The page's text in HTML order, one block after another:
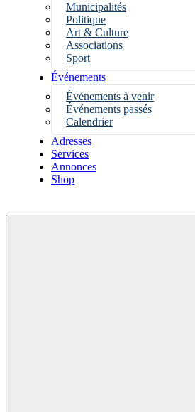
Municipalités
Politique
Art & Culture
Associations
Sport
Événements
Événements à venir
Événements passés
Calendrier
Adresses
Services
Annonces
Shop